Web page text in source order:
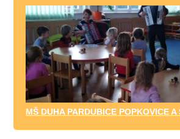
MŠ DUHA PARDUBICE POPKOVICE A